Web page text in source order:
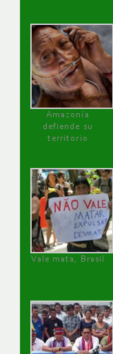
Amazonía
defiende su
territorio
Vale mata, Brasil